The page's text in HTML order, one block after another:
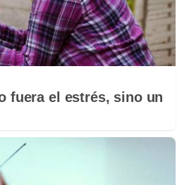
fuera el estrés, sino un